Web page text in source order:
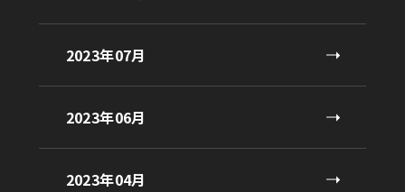
2023年07月
2023年06月
2023年04月